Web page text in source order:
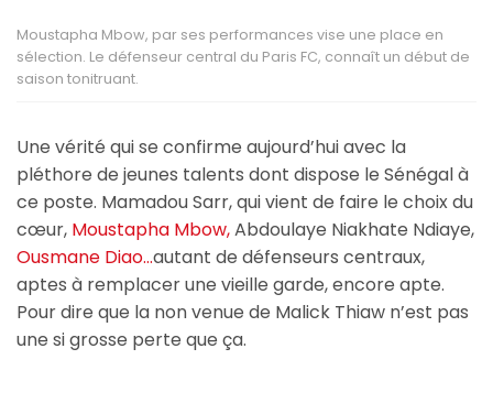
Moustapha Mbow, par ses performances vise une place en
sélection. Le défenseur central du Paris FC, connaît un début de
saison tonitruant.
Une vérité qui se confirme aujourd’hui avec la
pléthore de jeunes talents dont dispose le Sénégal à
ce poste. Mamadou Sarr, qui vient de faire le choix du
cœur, Moustapha Mbow,Abdoulaye Niakhate Ndiaye,
Ousmane Diao…autant de défenseurs centraux,
aptes à remplacer une vieille garde, encore apte.
Pour dire que la non venue de Malick Thiaw n’est pas
une si grosse perte que ça.